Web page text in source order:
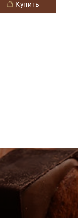
купить